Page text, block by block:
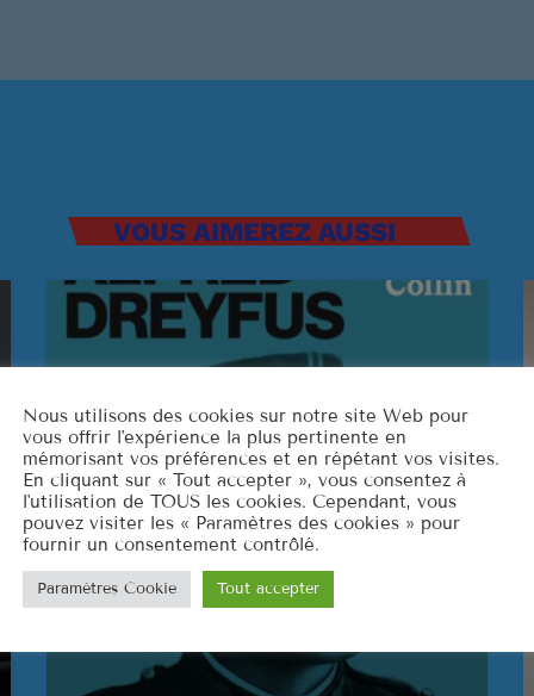
Ré 70′
CLASSEMENT
US Top 1961
1 Let's Twist
VOUS AIMEREZ AUSSI
Nous utilisons des cookies sur notre site Web pour
vous offrir l'expérience la plus pertinente en
mémorisant vos préférences et en répétant vos visites.
En cliquant sur « Tout accepter », vous consentez à
l'utilisation de TOUS les cookies. Cependant, vous
pouvez visiter les « Paramètres des cookies » pour
fournir un consentement contrôlé.
Paramètres Cookie Tout accepter